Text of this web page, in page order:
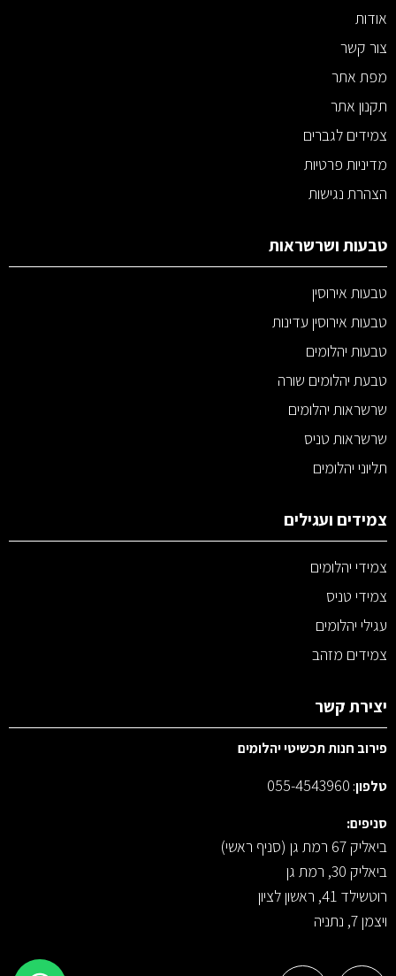
אודות
צור קשר
מפת אתר
תקנון אתר
צמידים לגברים
מדיניות פרטיות
הצהרת נגישות
טבעות ושרשראות
טבעות אירוסין
טבעות אירוסין עדינות
טבעות יהלומים
טבעת יהלומים שורה
שרשראות יהלומים
שרשראות טניס
תליוני יהלומים
צמידים ועגילים
צמידי יהלומים
צמידי טניס
עגילי יהלומים
צמידים מזהב
יצירת קשר
פירוב חנות תכשיטי יהלומים
טלפון:
055-4543960
סניפים:
ביאליק 67 רמת גן (סניף ראשי)
ביאליק 30, רמת גן
רוטשילד 41, ראשון לציון
ויצמן 7, נתניה